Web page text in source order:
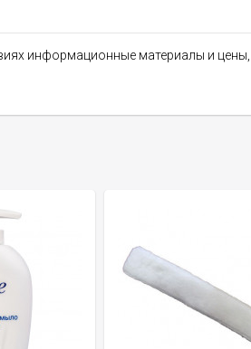
информационные материалы и цены,